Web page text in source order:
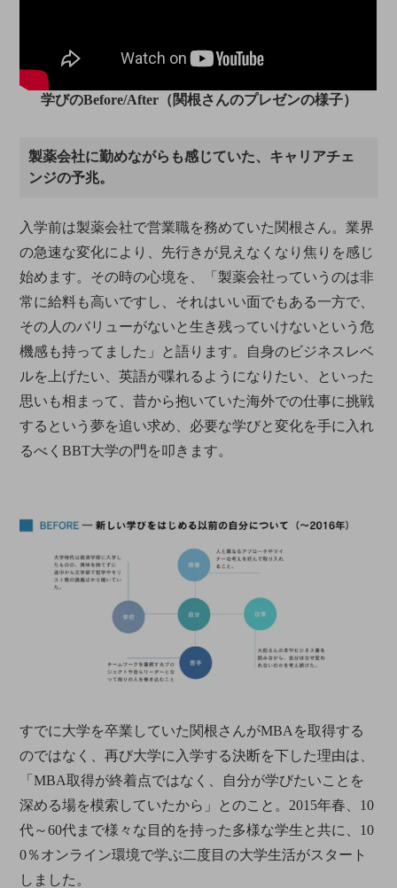
学びのBefore/After（関根さんのプレゼンの様子）
製薬会社に勤めながらも感じていた、キャリアチェ
ンジの予兆。
入学前は製薬会社で営業職を務めていた関根さん。業界
の急速な変化により、先行きが見えなくなり焦りを感じ
始めます。その時の心境を、「製薬会社っていうのは非
常に給料も高いですし、それはいい面でもある一方で、
その人のバリューがないと生き残っていけないという危
機感も持ってました」と語ります。自身のビジネスレベ
ルを上げたい、英語が喋れるようになりたい、といった
思いも相まって、昔から抱いていた海外での仕事に挑戦
するという夢を追い求め、必要な学びと変化を手に入れ
るべくBBT大学の門を叩きます。
すでに大学を卒業していた関根さんがMBAを取得する
のではなく、再び大学に入学する決断を下した理由は、
「MBA取得が終着点ではなく、自分が学びたいことを
深める場を模索していたから」とのこと。2015年春、10
代～60代まで様々な目的を持った多様な学生と共に、10
0％オンライン環境で学ぶ二度目の大学生活がスタート
しました。